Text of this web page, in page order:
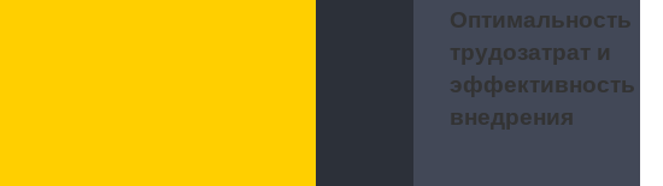
Оптимальность
трудозатрат и
эффективность
внедрения